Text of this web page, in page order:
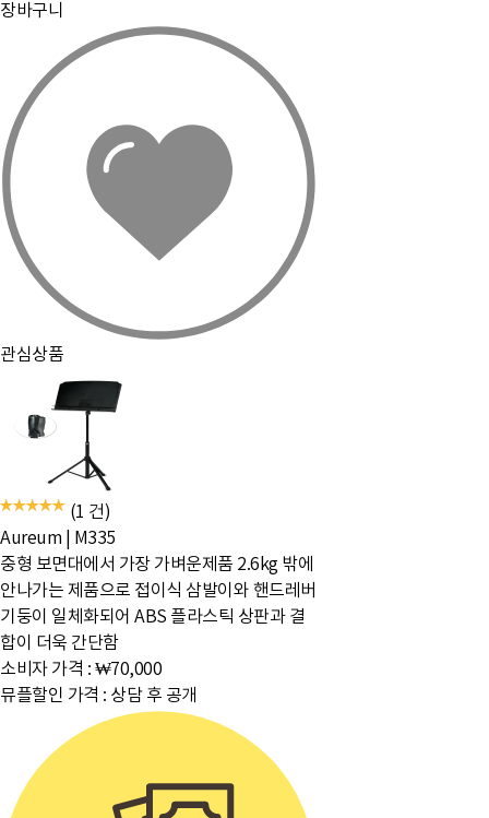
장바구니
관심상품
(1 건)
Aureum
M335
중형 보면대에서 가장 가벼운제품 2.6kg 밖에
안나가는 제품으로 접이식 삼발이와 핸드레버
기둥이 일체화되어 ABS 플라스틱 상판과 결
합이 더욱 간단함
소비자 가격 : ₩70,000
뮤플할인 가격 : 상담 후 공개